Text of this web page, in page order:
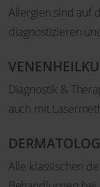
Allergien sind auf
diagnostizieren
Diagnostik &
auch mit
Alle klassischen